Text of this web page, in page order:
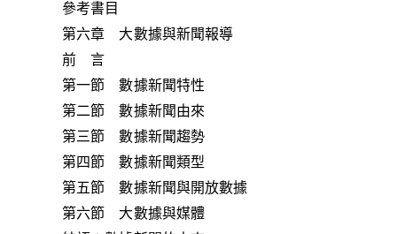
參考書目
第六章 大數據與新聞報導
前 言
第一節 數據新聞特性
第二節 數據新聞由來
第三節 數據新聞趨勢
第四節 數據新聞類型
第五節 數據新聞與開放數據
第六節 大數據與媒體